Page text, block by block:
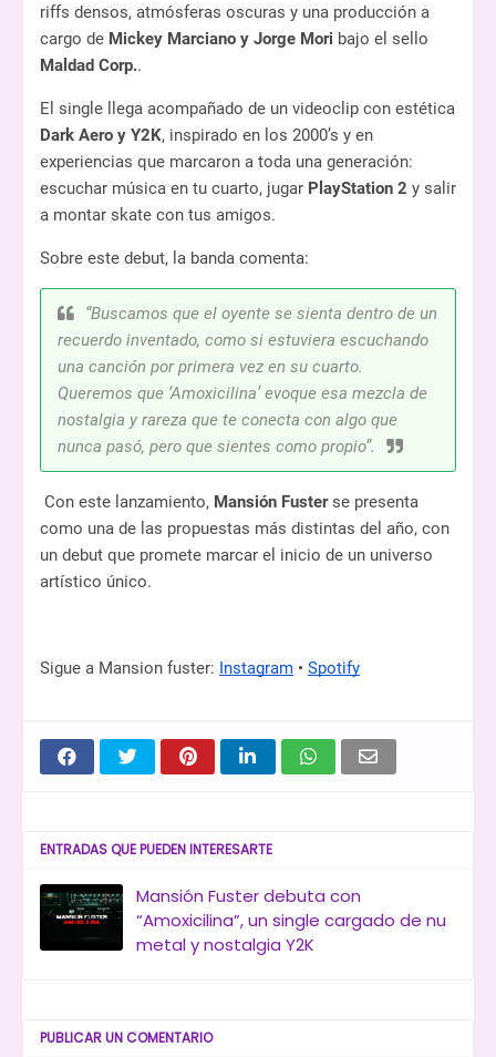
riffs densos, atmósferas oscuras y una producción a
cargo de Mickey Marciano y Jorge Mori bajo el sello
Maldad Corp..
El single llega acompañado de un videoclip con estética
Dark Aero y Y2K, inspirado en los 2000’s y en
experiencias que marcaron a toda una generación:
escuchar música en tu cuarto, jugar PlayStation 2 y salir
a montar skate con tus amigos.
Sobre este debut, la banda comenta:
“Buscamos que el oyente se sienta dentro de un
recuerdo inventado, como si estuviera escuchando
una canción por primera vez en su cuarto.
Queremos que ‘Amoxicilina’ evoque esa mezcla de
nostalgia y rareza que te conecta con algo que
nunca pasó, pero que sientes como propio”.
Con este lanzamiento, Mansión Fusterse presenta
como una de las propuestas más distintas del año, con
un debut que promete marcar el inicio de un universo
artístico único.
Sigue a Mansion fuster: Instagram • Spotify
ENTRADAS QUE PUEDEN INTERESARTE
Mansión Fuster debuta con
“Amoxicilina”, un single cargado de nu
metal y nostalgia Y2K
PUBLICAR UN COMENTARIO